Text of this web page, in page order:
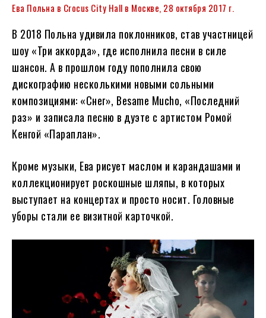
Ева Польна в Crocus City Hall в Москве, 28 октября 2017 г.
В 2018 Польна удивила поклонников, став участницей
шоу «Три аккорда», где исполнила песни в силе
шансон. А в прошлом году пополнила свою
дискографию несколькими новыми сольными
композициями: «Снег», Besame Mucho, «Последний
раз» и записала песню в дуэте с артистом Ромой
Кенгой «Параплан».
Кроме музыки, Ева рисует маслом и карандашами и
коллекционирует роскошные шляпы, в которых
выступает на концертах и просто носит. Головные
уборы стали ее визитной карточкой.